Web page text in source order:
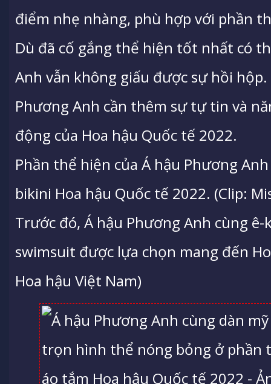
điểm nhẹ nhàng, phù hợp với phần
Dù đã cố gắng thể hiện tốt nhất có
Anh vẫn không giấu được sự hồi
Phương Anh cần thêm sự tự tin và
động của Hoa hậu Quốc tế 2022.
Phần thể hiện của Á hậu Phương
bikini Hoa hậu Quốc tế 2022. (Clip:
Trước đó, Á hậu Phương Anh cùng
swimsuit được lựa chọn mang đến
Hoa hậu Việt Nam)